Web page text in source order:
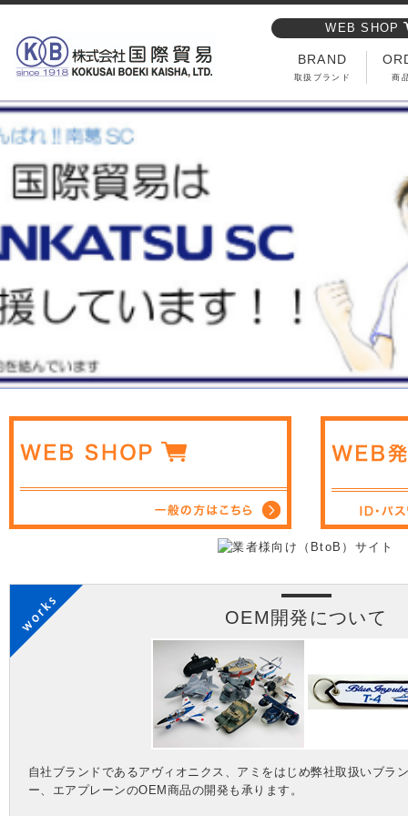
WEB SHOP
BRAND
取扱ブランド 商
OEM開発について
自社ブランドであるアヴィオニクス、アミをはじめ弊社取扱いブラ
ー、エアプレーンのOEM商品の開発も承ります。